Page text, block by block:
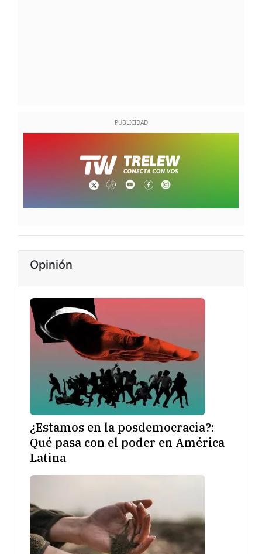
Opinión
¿Estamos en la posdemocracia?:
Qué pasa con el poder en América
Latina